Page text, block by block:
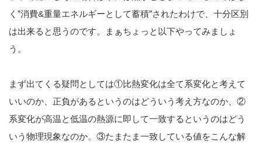
く”消費&重量エネルギーとして蓄積”されたわけで、十分区別
は出来ると思うのです。まぁちょっと以下やってみましょ
う。
まず出てくる疑問としては①比熱変化は全て系変化と考えて
いいのか、正負があるというのはどういう考え方なのか、②
系変化が高温と低温の熱源に即して一致するというのはどう
いう物理現象なのか。③たまたま一致している値をこんな解